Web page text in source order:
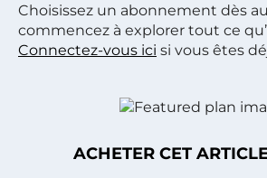
Choisissez un abonnement dès
commencez à explorer tout ce
Connectez-vous ici si vous êtes
ACHETER CET